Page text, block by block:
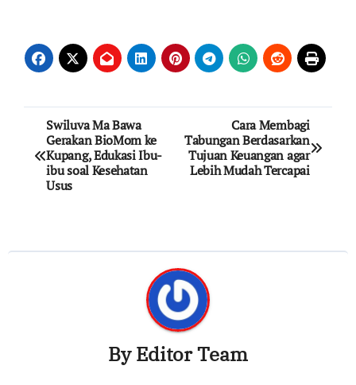
Post
navigation
Swiluva Ma Bawa
Gerakan BioMom ke
Kupang, Edukasi Ibu-
ibu soal Kesehatan
Usus
Cara Membagi
Tabungan Berdasarkan
Tujuan Keuangan agar
Lebih Mudah Tercapai
ByEditor Team